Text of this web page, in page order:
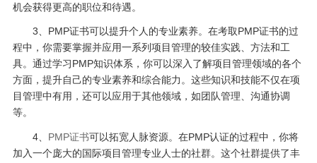
机会获得更高的职位和待遇。
3、PMP证书可以提升个人的专业素养。在考取PMP证书的过
程中，你需要掌握并应用一系列项目管理的较佳实践、方法和工
具。通过学习PMP知识体系，你可以深入了解项目管理领域的各个
方面，提升自己的专业素养和综合能力。这些知识和技能不仅在项
目管理中有用，还可以应用于其他领域，如团队管理、沟通协调
等。
4、 PMP证书可以拓宽人脉资源。在PMP认证的过程中，你将
加入一个庞大的国际项目管理专业人士的社群。这个社群提供了丰